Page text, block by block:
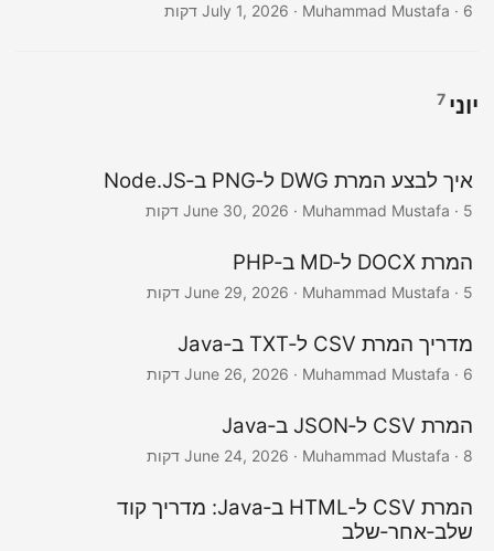
July 1, 2026 · Muhammad Mustafa · 6 דקות
יוני7
איך לבצע המרת DWG ל‑PNG ב‑Node.JS
June 30, 2026 · Muhammad Mustafa · 5 דקות
המרת DOCX ל‑MD ב‑PHP
June 29, 2026 · Muhammad Mustafa · 5 דקות
מדריך המרת CSV ל‑TXT ב‑Java
June 26, 2026 · Muhammad Mustafa · 6 דקות
המרת CSV ל‑JSON ב‑Java
June 24, 2026 · Muhammad Mustafa · 8 דקות
המרת CSV ל‑HTML ב‑Java: מדריך קוד
שלב‑אחר‑שלב